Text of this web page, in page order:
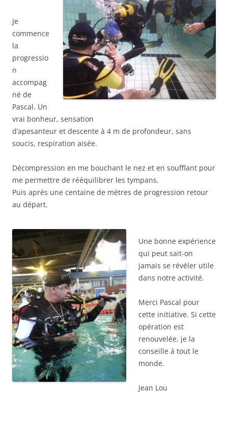
Je
commence
la
progressio
n
accompag
né de
Pascal. Un
vrai bonheur, sensation
d’apesanteur et descente à 4 m de profondeur, sans
soucis, respiration aisée.
Décompression en me bouchant le nez et en soufflant pour
me permettre de rééquilibrer les tympans.
Puis après une centaine de mètres de progression retour
au départ.
Une bonne expérience
qui peut sait-on
jamais se révéler utile
dans notre activité.
Merci Pascal pour
cette initiative. Si cette
opération est
renouvelée, je la
conseille à tout le
monde.
Jean Lou